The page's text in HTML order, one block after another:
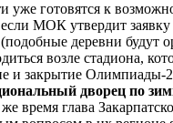
уже готовятся к
МОК утвердит
деревни будут
возле стадиона,
и закрытие
дворец по
время глава